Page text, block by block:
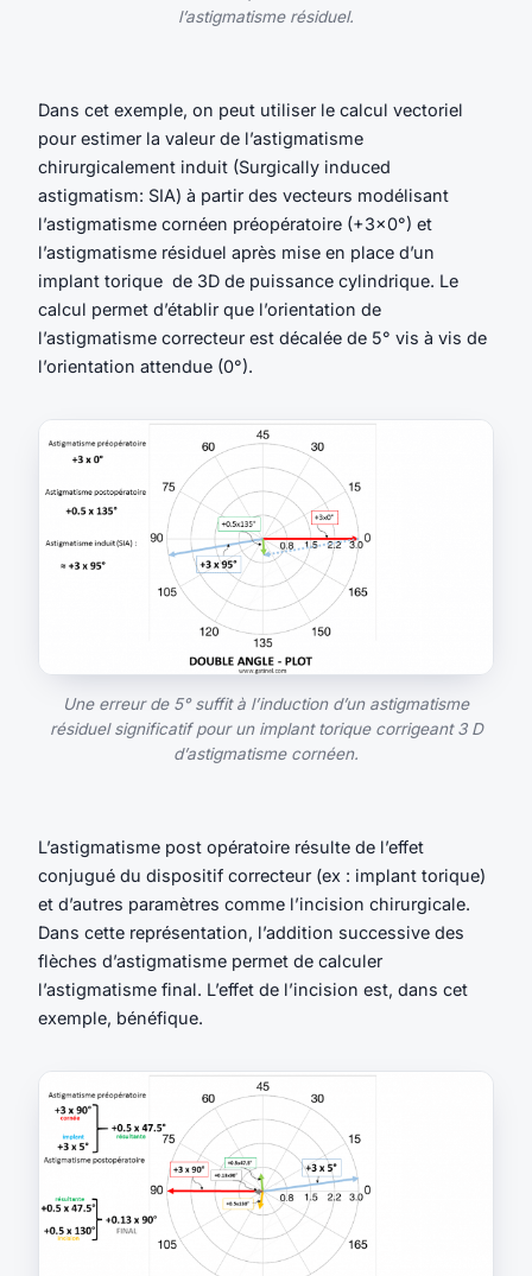
l’astigmatisme résiduel.
Dans cet exemple, on peut utiliser le calcul vectoriel
pour estimer la valeur de l’astigmatisme
chirurgicalement induit (Surgically induced
astigmatism: SIA) à partir des vecteurs modélisant
l’astigmatisme cornéen préopératoire (+3×0°) et
l’astigmatisme résiduel après mise en place d’un
implant torique de 3D de puissance cylindrique. Le
calcul permet d’établir que l’orientation de
l’astigmatisme correcteur est décalée de 5° vis à vis de
l’orientation attendue (0°).
Une erreur de 5° suffit à l’induction d’un astigmatisme
résiduel significatif pour un implant torique corrigeant 3 D
d’astigmatisme cornéen.
L’astigmatisme post opératoire résulte de l’effet
conjugué du dispositif correcteur (ex : implant torique)
et d’autres paramètres comme l’incision chirurgicale.
Dans cette représentation, l’addition successive des
flèches d’astigmatisme permet de calculer
l’astigmatisme final. L’effet de l’incision est, dans cet
exemple, bénéfique.